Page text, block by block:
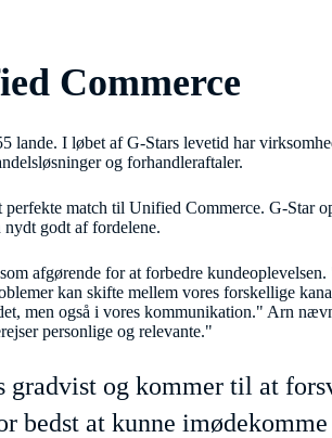
Commerce
I løbet af G-Stars levetid har
og forhandleraftaler.
match til Unified Commerce. G-Star
godt af fordelene.
afgørende for at forbedre
kan skifte mellem vores forskellige
men også i vores kommunikation." Arn
personlige og relevante."
og kommer til at
bedst at kunne